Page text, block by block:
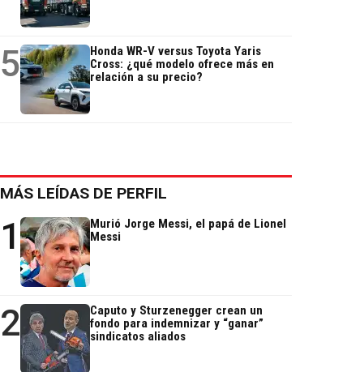
5
Honda WR-V versus Toyota Yaris
Cross: ¿qué modelo ofrece más en
relación a su precio?
MÁS LEÍDAS DE PERFIL
1
Murió Jorge Messi, el papá de Lionel
Messi
2
Caputo y Sturzenegger crean un
fondo para indemnizar y “ganar”
sindicatos aliados